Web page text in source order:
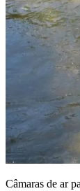
Câmaras de ar